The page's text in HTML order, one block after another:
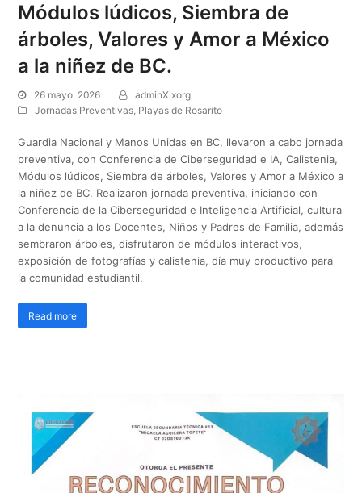
Módulos lúdicos, Siembra de
árboles, Valores y Amor a México
a la niñez de BC.
26 mayo, 2026
adminXixorg
Jornadas Preventivas, Playas de Rosarito
Guardia Nacional y Manos Unidas en BC, llevaron a cabo jornada
preventiva, con Conferencia de Ciberseguridad e IA, Calistenia,
Módulos lúdicos, Siembra de árboles, Valores y Amor a México a
la niñez de BC. Realizaron jornada preventiva, iniciando con
Conferencia de la Ciberseguridad e Inteligencia Artificial, cultura
a la denuncia a los Docentes, Niños y Padres de Familia, además
sembraron árboles, disfrutaron de módulos interactivos,
exposición de fotografías y calistenia, día muy productivo para
la comunidad estudiantil.
Read more